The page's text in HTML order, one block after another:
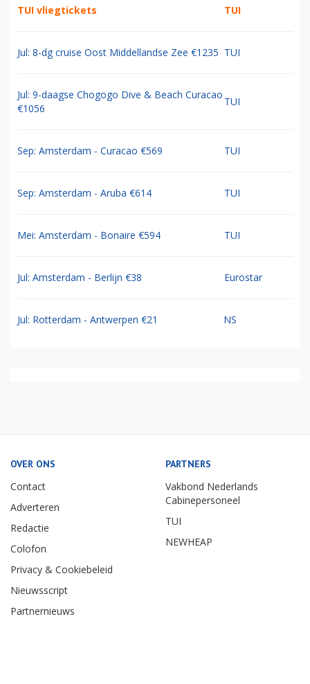
TUI vliegtickets TUI
Jul: 8-dg cruise Oost Middellandse Zee €1235 TUI
Jul: 9-daagse Chogogo Dive & Beach Curacao
€1056
TUI
Sep: Amsterdam - Curacao €569 TUI
Sep: Amsterdam - Aruba €614 TUI
Mei: Amsterdam - Bonaire €594 TUI
Jul: Amsterdam - Berlijn €38 Eurostar
Jul: Rotterdam - Antwerpen €21 NS
OVER ONS
Contact
Adverteren
Redactie
Colofon
Privacy & Cookiebeleid
Nieuwsscript
Partnernieuws
PARTNERS
Vakbond Nederlands
Cabinepersoneel
TUI
NEWHEAP